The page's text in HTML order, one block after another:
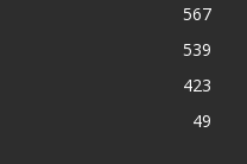
567
539
423
49